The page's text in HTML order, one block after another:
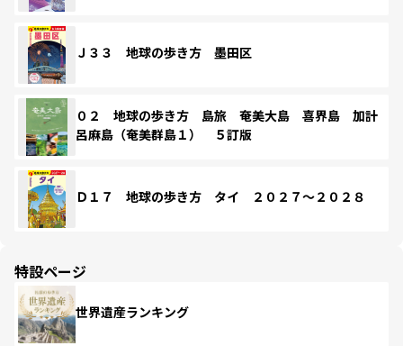
Ｊ３３ 地球の歩き方 墨田区
０２ 地球の歩き方 島旅 奄美大島 喜界島 加計
呂麻島（奄美群島１） ５訂版
Ｄ１７ 地球の歩き方 タイ ２０２７～２０２８
特設ページ
世界遺産ランキング